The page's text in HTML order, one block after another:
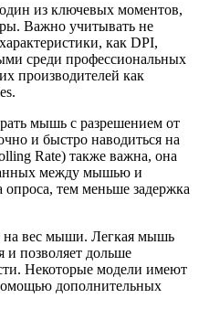
из ключевых моментов,
Важно учитывать не
как DPI,
среди профессиональных
производителей как
мышь с разрешением от
и быстро наводиться на
Rate) также важна, она
между мышью и
тем меньше задержка
на вес мыши. Легкая мышь
и позволяет дольше
Некоторые модели имеют
дополнительных